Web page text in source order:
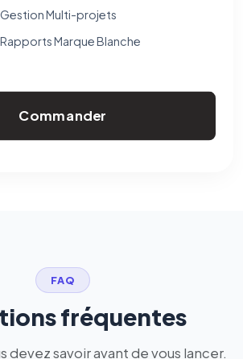
Gestion Multi-projets
Rapports Marque Blanche
Commander
FAQ
fréquentes
devez savoir avant de vous lancer.